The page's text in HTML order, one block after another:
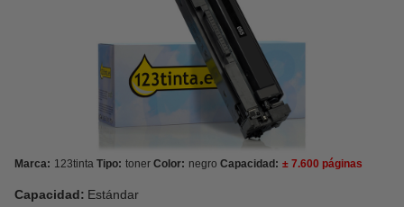
Marca: 123tinta Tipo: toner Color: negro Capacidad: ± 7.600 páginas
Capacidad: Estándar